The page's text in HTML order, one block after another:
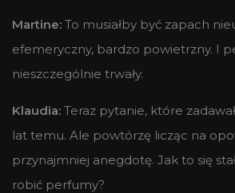
Martine: To musiałby być zapach
efemeryczny, bardzo powietrzny. I
nieszczególnie trwały.
Klaudia: Teraz pytanie, które
lat temu. Ale powtórzę licząc na
przynajmniej anegdotę. Jak to się
robić perfumy?